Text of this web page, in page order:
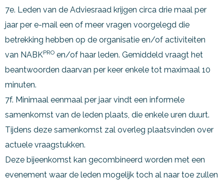
7e. Leden van de Adviesraad krijgen circa drie maal per
jaar per e-mail een of meer vragen voorgelegd die
betrekking hebben op de organisatie en/of activiteiten
van NABKPRO en/of haar leden. Gemiddeld vraagt het
beantwoorden daarvan per keer enkele tot maximaal 10
minuten.
7f. Minimaal eenmaal per jaar vindt een informele
samenkomst van de leden plaats, die enkele uren duurt.
Tijdens deze samenkomst zal overleg plaatsvinden over
actuele vraagstukken.
Deze bijeenkomst kan gecombineerd worden met een
evenement waar de leden mogelijk toch al naar toe zullen